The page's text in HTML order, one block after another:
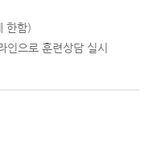
한함)
으로 훈련상담 실시